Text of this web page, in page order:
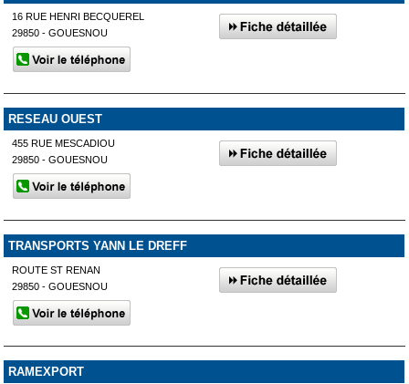
16 RUE HENRI BECQUEREL
29850 - GOUESNOU
RESEAU OUEST
455 RUE MESCADIOU
29850 - GOUESNOU
TRANSPORTS YANN LE DREFF
ROUTE ST RENAN
29850 - GOUESNOU
RAMEXPORT